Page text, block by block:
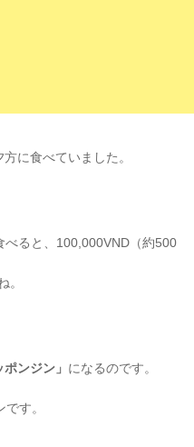
に食べていました。
べると、100,000VND（約500
。
ポンジン」 になるのです。
す。